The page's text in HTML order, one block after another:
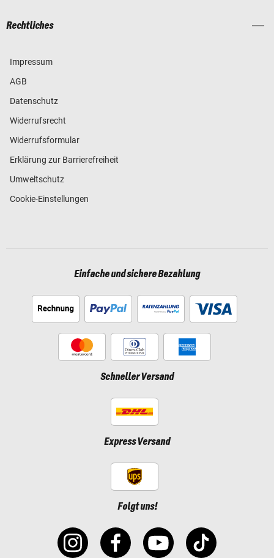
Rechtliches
Impressum
AGB
Datenschutz
Widerrufsrecht
Widerrufsformular
Erklärung zur Barrierefreiheit
Umweltschutz
Cookie-Einstellungen
Einfache und sichere Bezahlung
Schneller Versand
Express Versand
Folgt uns!